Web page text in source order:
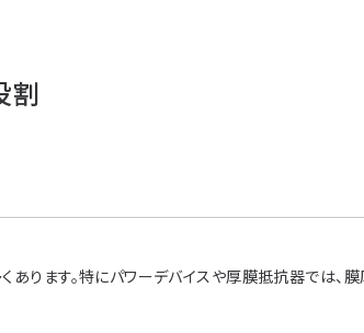
割
ります。特にパワーデバイスや厚膜抵抗器では、